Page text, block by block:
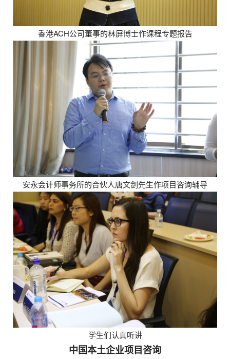
香港ACH公司董事的林屏博士作课程专题报告
安永会计师事务所的合伙人唐文剑先生作项目咨询辅导
学生们认真听讲
中国本土企业项目咨询